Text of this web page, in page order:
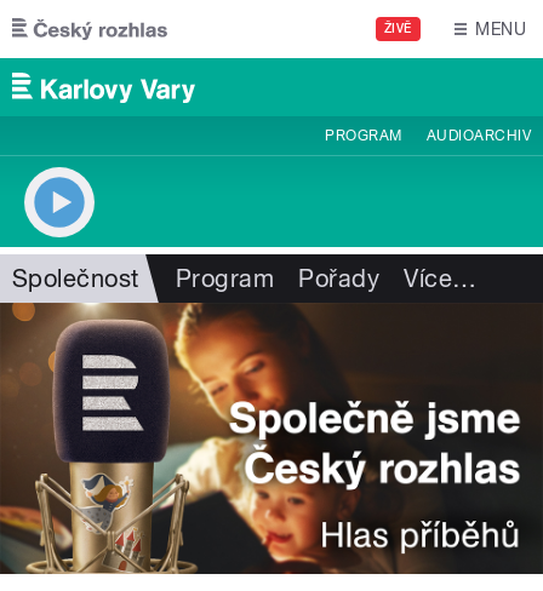
Přejít k hlavnímu obsahu
ŽIVĚ MENU
PROGRAM AUDIOARCHIV
Společnost Program Pořady Více…